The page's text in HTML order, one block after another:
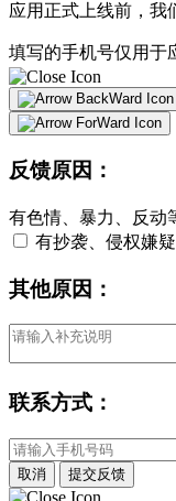
应用正式上线前，我
填写的手机号仅用于
反馈原因：
有色情、暴力、反动
有抄袭、侵权嫌疑
其他原因：
联系方式：
取消 提交反馈